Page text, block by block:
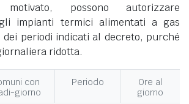
motivato, possono autorizzare
impianti termici alimentati a gas
periodi indicati al decreto, purché
ridotta.
con
giorno
Periodo
Ore al
giorno